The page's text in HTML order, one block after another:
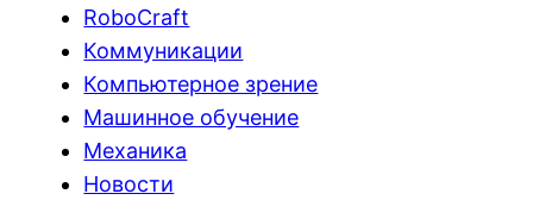
RoboCraft
Коммуникации
Компьютерное зрение
Машинное обучение
Механика
Новости